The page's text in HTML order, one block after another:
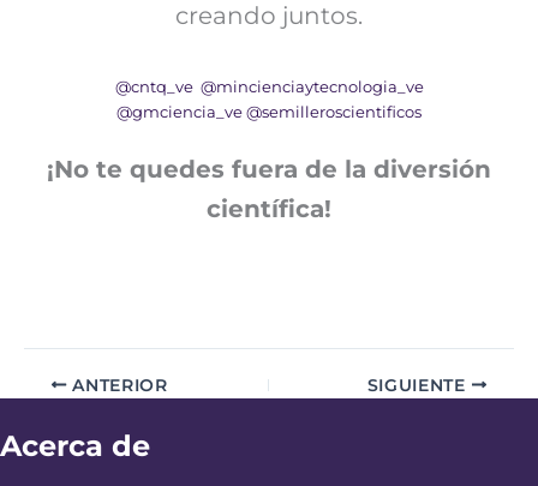
creando juntos.
@cntq_ve @mincienciaytecnologia_ve
@gmciencia_ve @semilleroscientificos
¡No te quedes fuera de la diversión
científica!
ANTERIOR SIGUIENTE
Acerca de